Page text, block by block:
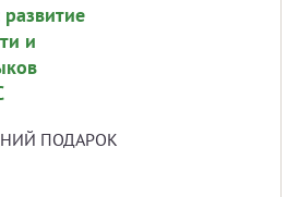
и
ПОДАРОК